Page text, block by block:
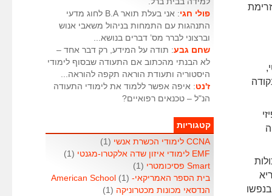
פולי חגי
: אני בעלת תואר B.A לחוג מדעי
התנהגות עם התמחות בניהול משאבי אנוש
וברצוני לברר מס’ דברים בנושא...
שחם גבע: תודה על המידע, רק דבר אחד –
לא הבנתי מהכתוב אם התעודה שבסוף לימודי
היסטוריה ותעודת הוראה תקפה להוראה...
ז'נט: איפה אפשר ללמוד את לימודי התעודה
הנ"ל – טכנאים רפואיים?
קטגוריות
CCNA לימודי הכשרת אנשי
(1)
EMF לימודי איזון שדה אלקטרו-מגנטי
(1)
Smart פסיכומטרי
(1)
בית הספר האמריקאי- American School (1)
הנדסאי מכונות מכטרוניקה (1)